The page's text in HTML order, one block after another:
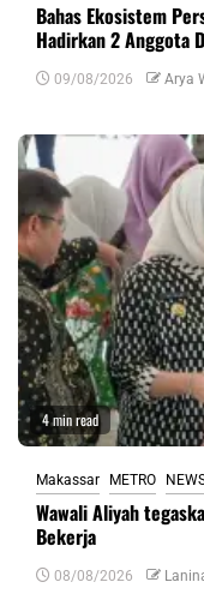
Bahas Ekosistem
Hadirkan 2 Anggota
09/08/2026 Arya
4 min read
Makassar METRO
Wawali Aliyah
Bekerja
08/08/2026